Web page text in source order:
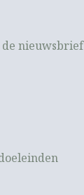
nieuwsbrief